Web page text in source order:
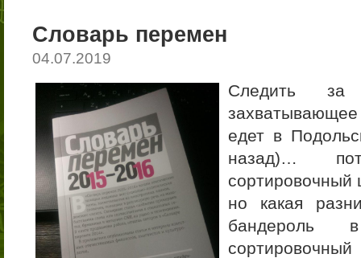
Словарь перемен
04.07.2019
Следить
едет в
назад)…
сортировочный
но какая
бандероль